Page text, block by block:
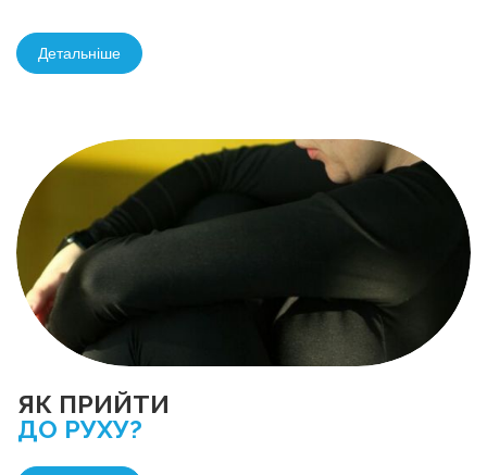
Детальніше
ЯК ПРИЙТИ
ДО РУХУ?